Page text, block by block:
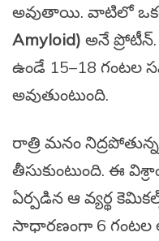
అవుతాయి. వాటిలో
Amyloid) అనే
ఉండే 15–18
అవుతుంటుంది.
రాత్రి మనం
తీసుకుంటుంది. ఈ
ఏర్పడిన ఆ వ్యర్థ
సాధారణంగా 6 గంటల